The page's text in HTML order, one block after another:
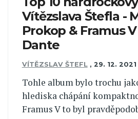
Vítězslava Štefla -
Prokop & Framus
Dante
VÍTĚZSLAV ŠTEFL , 29. 12. 2021
Tohle album bylo trochu
hlediska chápání
Framus V to byl